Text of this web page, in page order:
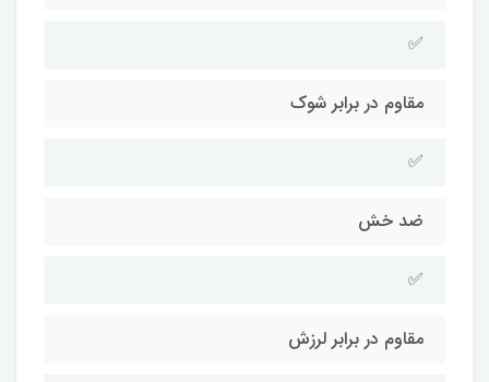
✅
مقاوم در برابر شوک
✅
ضد خش
✅
مقاوم در برابر لرزش